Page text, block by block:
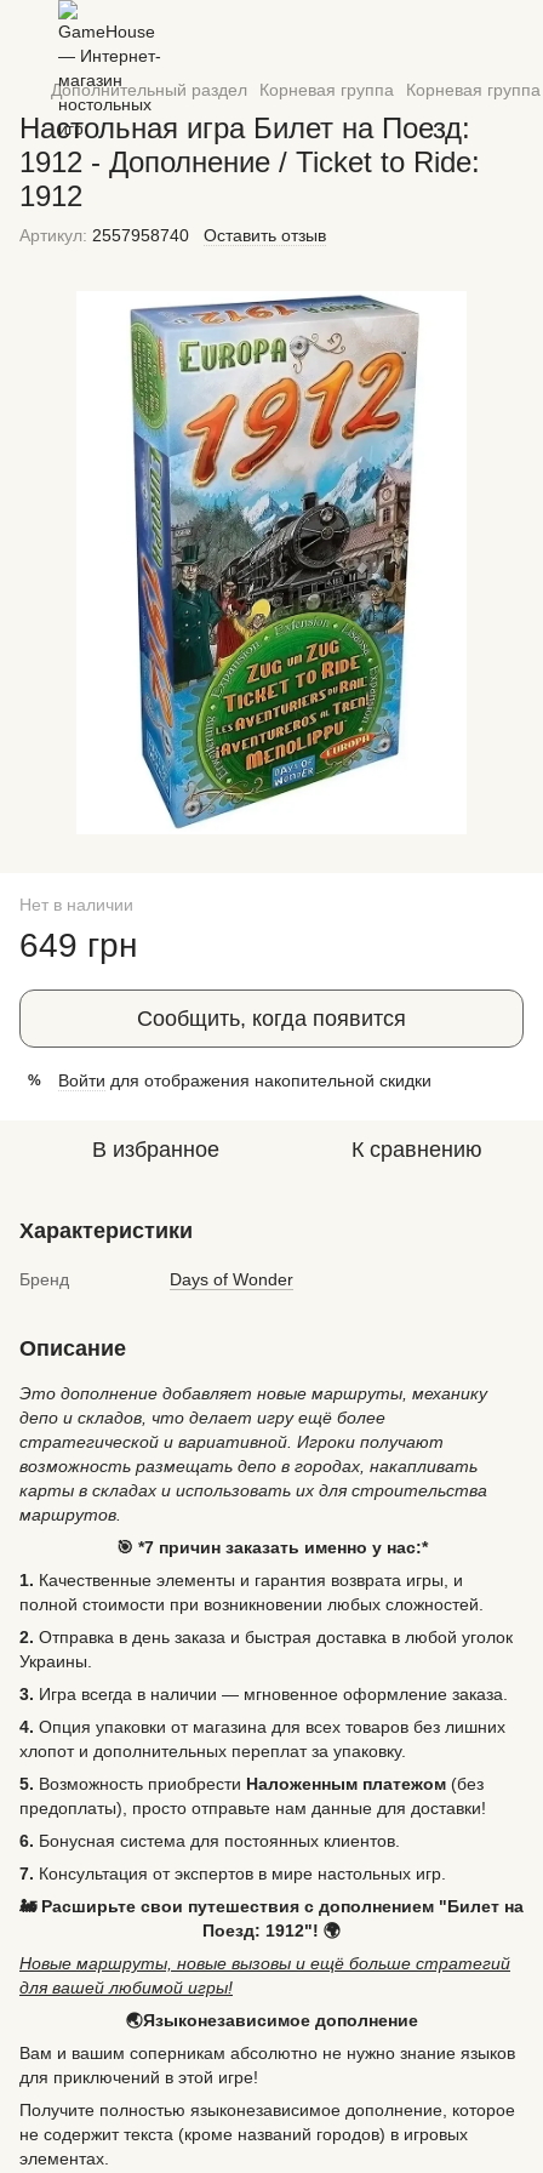
Дополнительный раздел Корневая группа Корневая
Настольная игра Билет на Поезд:
1912 - Дополнение / Ticket to Ride:
1912
Артикул: 2557958740 Оставить отзыв
Нет в наличии
649 грн
Сообщить, когда появится
% Войти для отображения накопительной скидки
В избранное К сравнению
Характеристики
Бренд Days of Wonder
Описание
Это дополнение добавляет новые маршруты, механику
депо и складов, что делает игру ещё более
стратегической и вариативной. Игроки получают
возможность размещать депо в городах, накапливать
карты в складах и использовать их для строительства
маршрутов.
🎯 *7 причин заказать именно у нас:*
1. Качественные элементы и гарантия возврата игры, и
полной стоимости при возникновении любых сложностей.
2. Отправка в день заказа и быстрая доставка в любой уголок
Украины.
3. Игра всегда в наличии — мгновенное оформление заказа.
4. Опция упаковки от магазина для всех товаров без лишних
хлопот и дополнительных переплат за упаковку.
5. Возможность приобрести Наложенным платежом (без
предоплаты), просто отправьте нам данные для доставки!
6. Бонусная система для постоянных клиентов.
7. Консультация от экспертов в мире настольных игр.
🚂 Расширьте свои путешествия с дополнением "Билет на
Поезд: 1912"! 🌍
Новые маршруты, новые вызовы и ещё больше стратегий
для вашей любимой игры!
🌏Языконезависимое дополнение
Вам и вашим соперникам абсолютно не нужно знание языков
для приключений в этой игре!
Получите полностью языконезависимое дополнение, которое
не содержит текста (кроме названий городов) в игровых
элементах.